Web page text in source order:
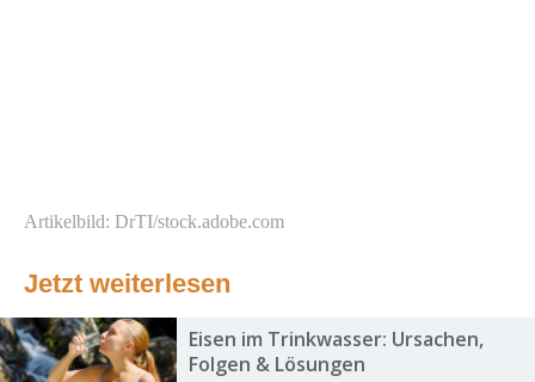
Artikelbild: DrTI/stock.adobe.com
Jetzt weiterlesen
Eisen im Trinkwasser: Ursachen,
Folgen & Lösungen